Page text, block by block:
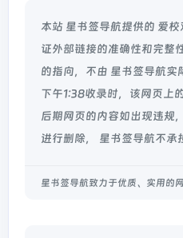
本站 星书签导航提供的 爱
证外部链接的准确性和完整
的指向，不由 星书签导航
下午1:38收录时，该网页上
后期网页的内容如出现违规
进行删除， 星书签导航不承
星书签导航致力于优质、实用的